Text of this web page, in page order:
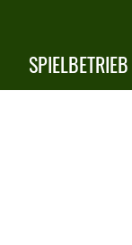
SPIELBETRIEB